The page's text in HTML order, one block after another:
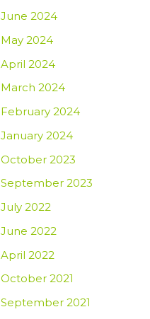
June 2024
May 2024
April 2024
March 2024
February 2024
January 2024
October 2023
September 2023
July 2022
June 2022
April 2022
October 2021
September 2021